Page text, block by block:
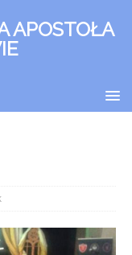
APOSTOŁA